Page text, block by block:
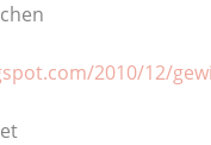
2010/12/